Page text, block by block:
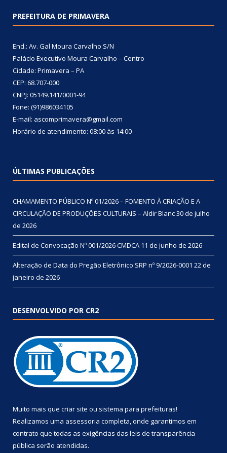
PREFEITURA DE PRIMAVERA
End.: Av. Gal Moura Carvalho S/N
Palácio Executivo Moura Carvalho – Centro
Cidade: Primavera – PA
CEP: 68.707-000
CNPJ: 05149.141/0001-94
Fone: (91)986034105
E-mail: ascomprimavera@gmail.com
Horário de atendimento: 08:00 às 14:00
ÚLTIMAS PUBLICAÇÕES
CHAMAMENTO PÚBLICO Nº 01/2026 – FOMENTO À CRIAÇÃO E A
CIRCULAÇÃO DE PRODUÇÕES CULTURAIS – Aldir Blanc30 de julho
de 2026
Edital de Convocação Nº 001/2026 CMDCA 11 de junho de 2026
Alteração de Data do Pregão Eletrônico SRP nº 9/2026-0001 22 de
janeiro de 2026
DESENVOLVIDO POR CR2
Muito mais que criar site ou sistema para prefeituras!
Realizamos uma assessoria completa, onde garantimos em
contrato que todas as exigências das leis de transparência
pública serão atendidas.